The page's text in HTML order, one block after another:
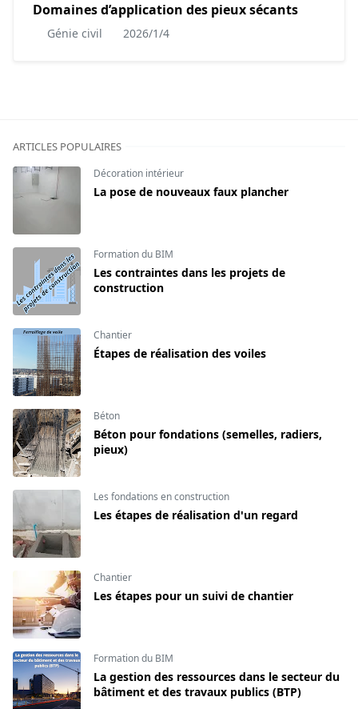
Domaines d’application des pieux sécants
Génie civil 2026/1/4
ARTICLES POPULAIRES
Décoration intérieur
La pose de nouveaux faux plancher
Formation du BIM
Les contraintes dans les projets de
construction
Chantier
Étapes de réalisation des voiles
Béton
Béton pour fondations (semelles, radiers,
pieux)
Les fondations en construction
Les étapes de réalisation d'un regard
Chantier
Les étapes pour un suivi de chantier
Formation du BIM
La gestion des ressources dans le secteur du
bâtiment et des travaux publics (BTP)